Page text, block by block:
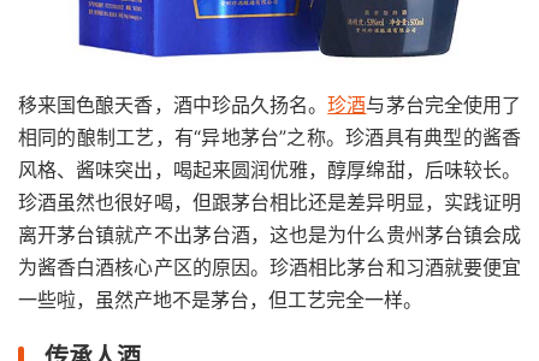
移来国色酿天香，酒中珍品久扬名。珍酒与茅台完全使用了
相同的酿制工艺，有“异地茅台”之称。珍酒具有典型的酱香
风格、酱味突出，喝起来圆润优雅，醇厚绵甜，后味较长。
珍酒虽然也很好喝，但跟茅台相比还是差异明显，实践证明
离开茅台镇就产不出茅台酒，这也是为什么贵州茅台镇会成
为酱香白酒核心产区的原因。珍酒相比茅台和习酒就要便宜
一些啦，虽然产地不是茅台，但工艺完全一样。